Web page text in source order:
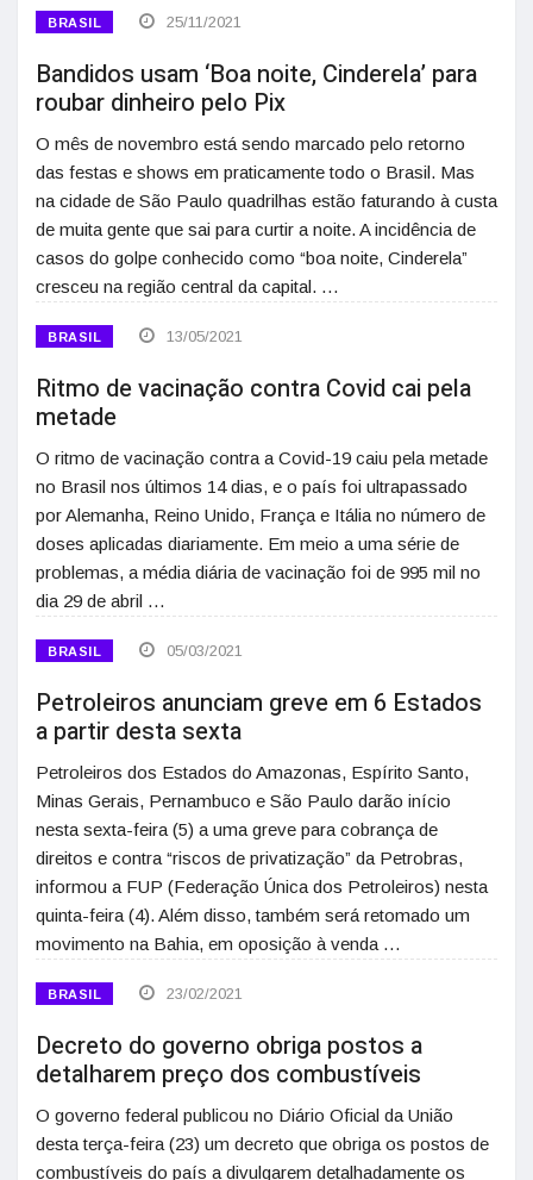
BRASIL 25/11/2021
Bandidos usam ‘Boa noite, Cinderela’ para
roubar dinheiro pelo Pix
O mês de novembro está sendo marcado pelo retorno
das festas e shows em praticamente todo o Brasil. Mas
na cidade de São Paulo quadrilhas estão faturando à custa
de muita gente que sai para curtir a noite. A incidência de
casos do golpe conhecido como “boa noite, Cinderela”
cresceu na região central da capital. …
BRASIL 13/05/2021
Ritmo de vacinação contra Covid cai pela
metade
O ritmo de vacinação contra a Covid-19 caiu pela metade
no Brasil nos últimos 14 dias, e o país foi ultrapassado
por Alemanha, Reino Unido, França e Itália no número de
doses aplicadas diariamente. Em meio a uma série de
problemas, a média diária de vacinação foi de 995 mil no
dia 29 de abril …
BRASIL 05/03/2021
Petroleiros anunciam greve em 6 Estados
a partir desta sexta
Petroleiros dos Estados do Amazonas, Espírito Santo,
Minas Gerais, Pernambuco e São Paulo darão início
nesta sexta-feira (5) a uma greve para cobrança de
direitos e contra “riscos de privatização” da Petrobras,
informou a FUP (Federação Única dos Petroleiros) nesta
quinta-feira (4). Além disso, também será retomado um
movimento na Bahia, em oposição à venda …
BRASIL 23/02/2021
Decreto do governo obriga postos a
detalharem preço dos combustíveis
O governo federal publicou no Diário Oficial da União
desta terça-feira (23) um decreto que obriga os postos de
combustíveis do país a divulgarem detalhadamente os